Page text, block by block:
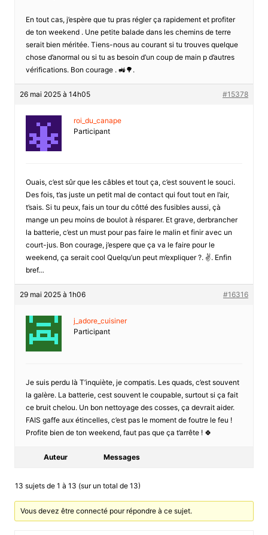
En tout cas, j’espère que tu pras régler ça rapidement et profiter
de ton weekend . Une petite balade dans les chemins de terre
serait bien méritée. Tiens-nous au courant si tu trouves quelque
chose d’anormal ou si tu as besoin d’un coup de main p d’autres
vérifications. Bon courage . 🚜🌳.
26 mai 2025 à 14h05 #15378
roi_du_canape
Participant
Ouais, c’est sûr que les câbles et tout ça, c’est souvent le souci.
Des fois, t’as juste un petit mal de contact qui fout tout en l’air,
t’sais. Si tu peux, fais un tour du côtté des fusibles aussi, çà
mange un peu moins de boulot à résparer. Et grave, derbrancher
la batterie, c’est un must pour pas faire le malin et finir avec un
court-jus. Bon courage, j’espere que ça va le faire pour le
weekend, ça serait cool Quelqu’un peut m’expliquer ?. ✌️. Enfin
bref…
29 mai 2025 à 1h06 #16316
j_adore_cuisiner
Participant
Je suis perdu là T’inquiète, je compatis. Les quads, c’est souvent
la galère. La batterie, cest souvent le coupable, surtout si ça fait
ce bruit chelou. Un bon nettoyage des cosses, ça devrait aider.
FAIS gaffe aux étincelles, c’est pas le moment de foutre le feu !
Profite bien de ton weekend, faut pas que ça t’arrête ! 🍀
Auteur Messages
13 sujets de 1 à 13 (sur un total de 13)
Vous devez être connecté pour répondre à ce sujet.